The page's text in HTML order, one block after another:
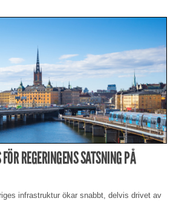
REGERINGENS SATSNING PÅ
infrastruktur ökar snabbt, delvis drivet av